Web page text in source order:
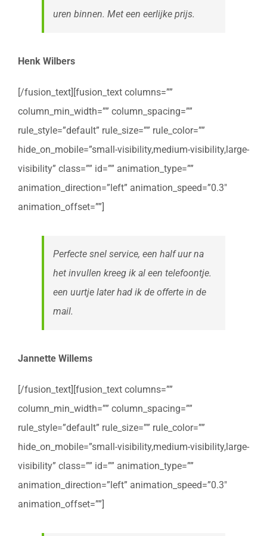
uren binnen. Met een eerlijke prijs.
Henk Wilbers
[/fusion_text][fusion_text columns=””
column_min_width=”” column_spacing=””
rule_style=”default” rule_size=”” rule_color=””
hide_on_mobile=”small-visibility,medium-visibility,large-
visibility” class=”” id=”” animation_type=””
animation_direction=”left” animation_speed=”0.3″
animation_offset=””]
Perfecte snel service, een half uur na
het invullen kreeg ik al een telefoontje.
een uurtje later had ik de offerte in de
mail.
Jannette Willems
[/fusion_text][fusion_text columns=””
column_min_width=”” column_spacing=””
rule_style=”default” rule_size=”” rule_color=””
hide_on_mobile=”small-visibility,medium-visibility,large-
visibility” class=”” id=”” animation_type=””
animation_direction=”left” animation_speed=”0.3″
animation_offset=””]